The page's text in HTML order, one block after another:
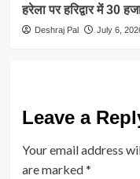
हरेला पर हरिद्वार में 30
Deshraj Pal July 6,
Leave a
Your email address
are marked*